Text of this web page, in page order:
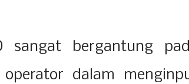
sangat bergantung
dalam